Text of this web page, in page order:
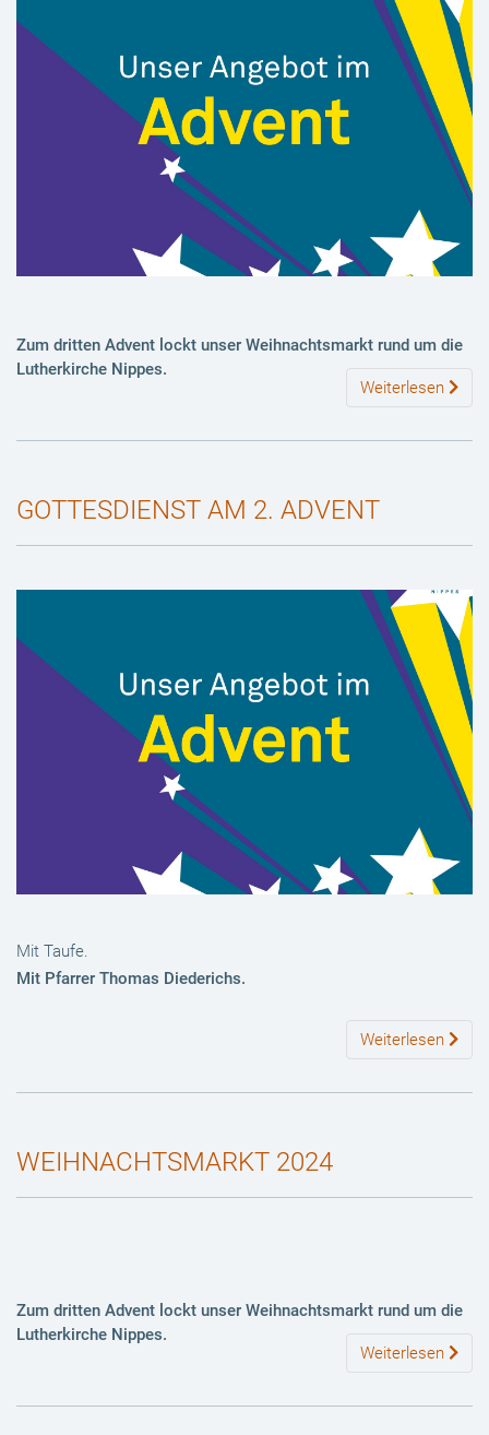
Zum dritten Advent lockt unser Weihnachtsmarkt rund um die
Lutherkirche Nippes.
Weiterlesen
GOTTESDIENST AM 2. ADVENT
Mit Taufe.
Mit Pfarrer Thomas Diederichs.
Weiterlesen
WEIHNACHTSMARKT 2024
Zum dritten Advent lockt unser Weihnachtsmarkt rund um die
Lutherkirche Nippes.
Weiterlesen